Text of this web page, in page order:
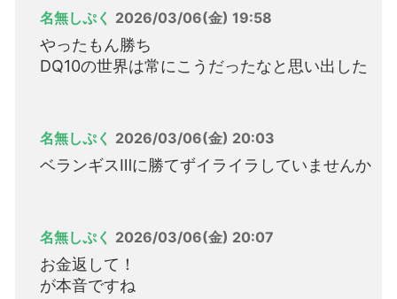
名無しぷく 2026/03/06(金) 19:58
やったもん勝ち
DQ10の世界は常にこうだったなと思い出した
名無しぷく 2026/03/06(金) 20:03
ベランギスⅢに勝てずイライラしていませんか
名無しぷく 2026/03/06(金) 20:07
お金返して！
が本音ですね